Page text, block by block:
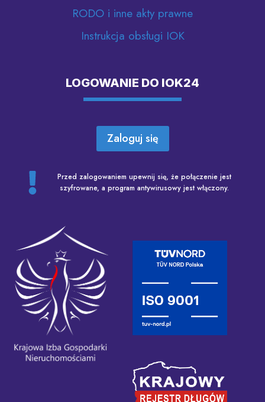
RODO i inne akty prawne
Instrukcja obsługi IOK
LOGOWANIE DO IOK24
Zaloguj się
Przed zalogowaniem upewnij się, że połączenie jest
szyfrowane, a program antywirusowy jest włączony.